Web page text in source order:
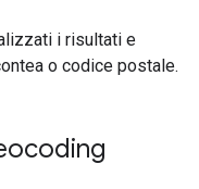
i risultati e
o codice postale.